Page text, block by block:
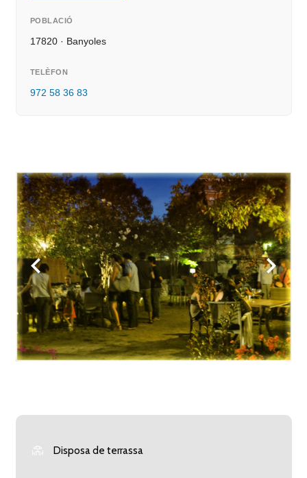
POBLACIÓ
17820 · Banyoles
TELÈFON
972 58 36 83
Disposa de terrassa